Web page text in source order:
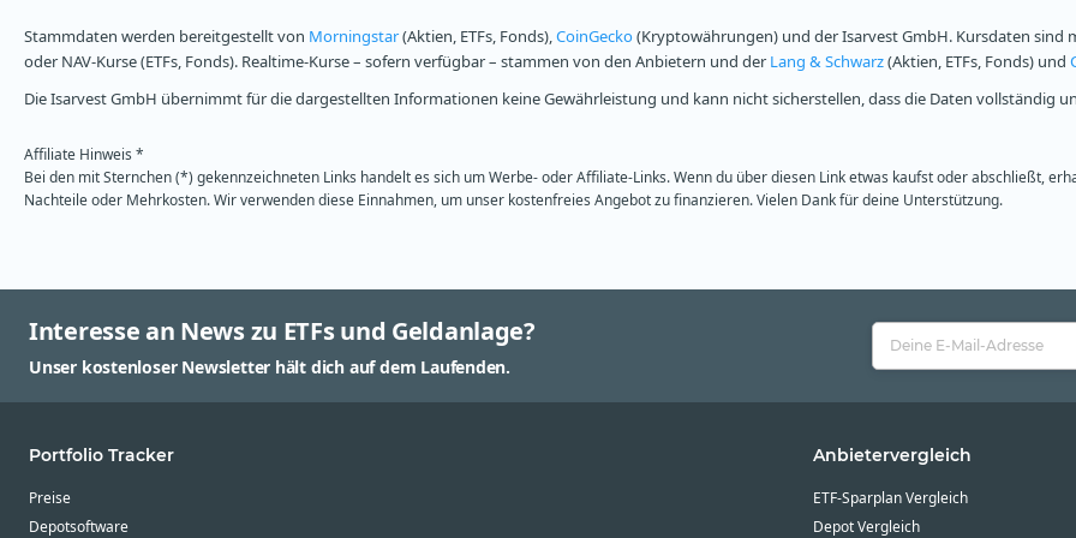
Stammdaten werden bereitgestellt von Morningstar(Aktien, ETFs, Fonds),CoinGecko(Kryptowährungen) und der Isarvest GmbH. Kursdaten sind
oder NAV-Kurse (ETFs, Fonds). Realtime-Kurse – sofern verfügbar – stammen von den Anbietern und der Lang & Schwarz(Aktien, ETFs, Fonds) und
Die Isarvest GmbH übernimmt für die dargestellten Informationen keine Gewährleistung und kann nicht sicherstellen, dass die Daten vollständig
Affiliate Hinweis *
Bei den mit Sternchen (*) gekennzeichneten Links handelt es sich um Werbe- oder Affiliate-Links. Wenn du über diesen Link etwas kaufst oder abschließt,
Nachteile oder Mehrkosten. Wir verwenden diese Einnahmen, um unser kostenfreies Angebot zu finanzieren. Vielen Dank für deine Unterstützung.
Interesse an News zu ETFs und Geldanlage?
Unser kostenloser Newsletter hält dich auf dem Laufenden.
Portfolio Tracker
Preise
Depotsoftware
Anbietervergleich
ETF-Sparplan Vergleich
Depot Vergleich